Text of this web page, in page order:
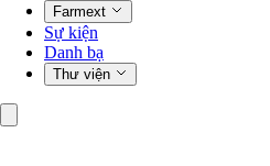
Farmext
Sự kiện
Danh bạ
Thư viện